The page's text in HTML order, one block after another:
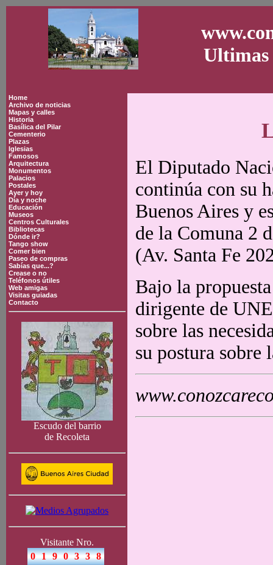
Ultimas
Home
Archivo de noticias
Mapas y calles
Historia
Basílica del Pilar
Cementerio
Plazas
Iglesias
Famosos
Arquitectura
Monumentos
Palacios
Postales
Ayer y hoy
Día y noche
Educación
Museos
Centros Culturales
Bibliotecas
Dónde ir?
Tango show
Comer bien
Paseo de compras
Sabías que...?
Crease o no
Teléfonos útiles
Web amigas
Visitas guiadas
Contacto
Escudo del barrio
de Recoleta
Visitante Nro.
El Diputado
continúa con su
Buenos Aires y
de la Comuna 2
(Av. Santa Fe
Bajo la
dirigente de
sobre las
su postura sobre